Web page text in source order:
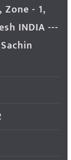
Zone - 1,
INDIA ---